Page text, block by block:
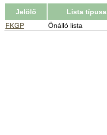
Jelölő Lista típusa
FKGP
Önálló lista